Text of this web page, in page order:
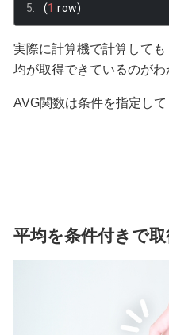
(1 row)
実際に計算機で計算して
均が取得できているのがわ
AVG関数は条件を指定して
平均を条件付きで